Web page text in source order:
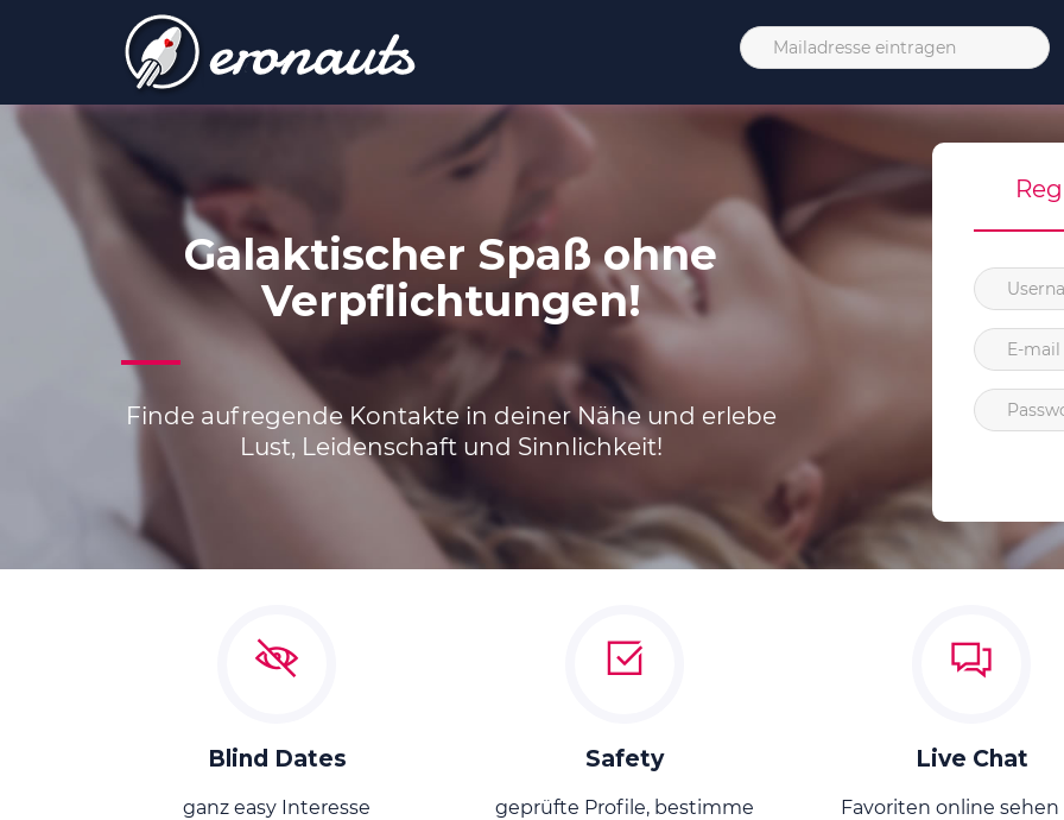
Galaktischer Spaß ohne
Verpflichtungen!
Finde aufregende Kontakte in deiner Nähe und erlebe
Lust, Leidenschaft und Sinnlichkeit!
Blind Dates
ganz easy Interesse
Safety
geprüfte Profile, bestimme
Live Chat
Favoriten online sehen